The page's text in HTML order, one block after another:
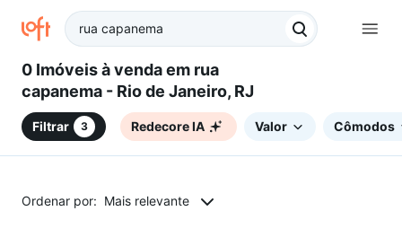
0 Imóveis à venda em rua
capanema - Rio de Janeiro, RJ
Filtrar 3 Redecore IA Valor Cômodos
Ordenar por: Mais relevante